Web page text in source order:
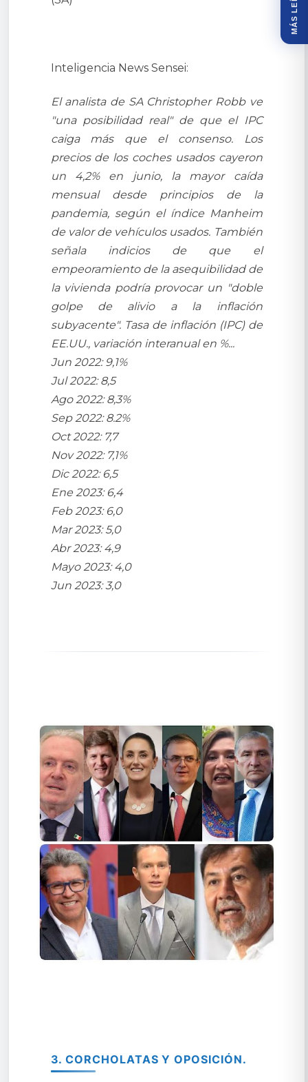
Inteligencia News Sensei:
El analista de SA Christopher Robb ve
"una posibilidad real" de que el IPC
caiga más que el consenso. Los
precios de los coches usados cayeron
un 4,2% en junio, la mayor caída
mensual desde principios de la
pandemia, según el índice Manheim
de valor de vehículos usados. También
señala indicios de que el
empeoramiento de la asequibilidad de
la vivienda podría provocar un "doble
golpe de alivio a la inflación
subyacente". Tasa de inflación (IPC) de
EE.UU., variación interanual en %...
Jun 2022: 9,1%
Jul 2022: 8,5
Ago 2022: 8,3%
Sep 2022: 8.2%
Oct 2022: 7,7
Nov 2022: 7,1%
Dic 2022: 6,5
Ene 2023: 6,4
Feb 2023: 6,0
Mar 2023: 5,0
Abr 2023: 4,9
Mayo 2023: 4,0
Jun 2023: 3,0
3. CORCHOLATAS Y OPOSICIÓN.